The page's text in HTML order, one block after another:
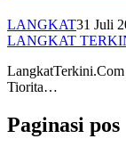
LANGKAT31 Juli
LANGKAT
LangkatTerkini.Com
Tiorita…
Paginasi pos